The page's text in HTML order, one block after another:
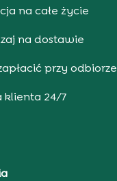
na całe życie
na dostawie
przy odbiorze
klienta 24/7